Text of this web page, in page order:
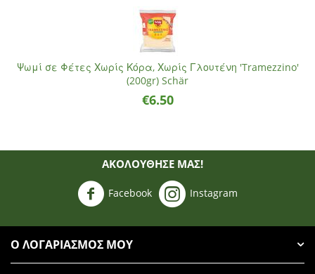
Ψωμί σε Φέτες Χωρίς Κόρα, Χωρίς Γλουτένη 'Tramezzino'
(200gr) Schär
€6.50
ΑΚΟΛΟΥΘΗΣΈ ΜΑΣ!
Facebook Instagram
Ο ΛΟΓΑΡΙΑΣΜΌΣ ΜΟΥ